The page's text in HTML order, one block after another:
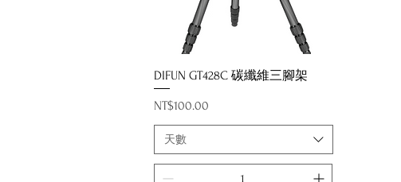
快速瀏覽
DIFUN GT428C 碳纖維三腳架
價格
NT$100.00
天數